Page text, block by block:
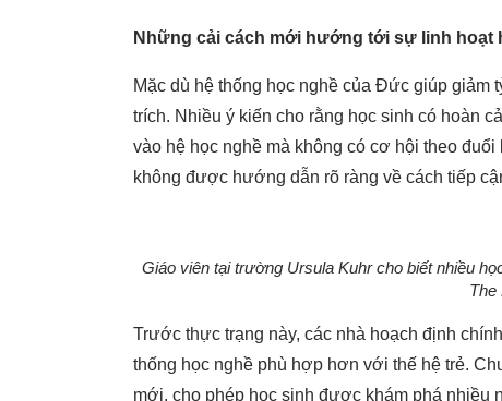
Những cải cách mới hướng tới sự linh hoạt
Mặc dù hệ thống học nghề của Đức giúp giảm
trích. Nhiều ý kiến cho rằng học sinh có hoàn
vào hệ học nghề mà không có cơ hội theo
không được hướng dẫn rõ ràng về cách tiếp
Giáo viên tại trường Ursula Kuhr cho biết nhiều
The
Trước thực trạng này, các nhà hoạch định
thống học nghề phù hợp hơn với thế hệ trẻ.
mới, cho phép học sinh được khám phá